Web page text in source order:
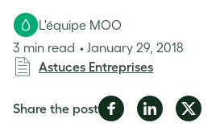
L'équipe MOO
3 min read
January 29, 2018
Astuces Entreprises
Share the postShare Share Share